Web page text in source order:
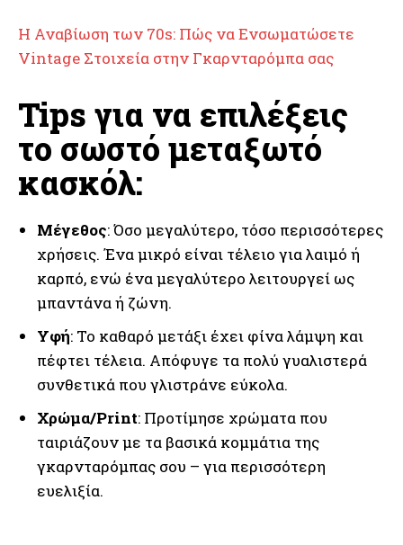
Η Αναβίωση των 70s: Πώς να Ενσωματώσετε
Vintage Στοιχεία στην Γκαρνταρόμπα σας
Tips για να επιλέξεις
το σωστό μεταξωτό
κασκόλ:
Μέγεθος: Όσο μεγαλύτερο, τόσο περισσότερες
χρήσεις. Ένα μικρό είναι τέλειο για λαιμό ή
καρπό, ενώ ένα μεγαλύτερο λειτουργεί ως
μπαντάνα ή ζώνη.
Υφή: Το καθαρό μετάξι έχει φίνα λάμψη και
πέφτει τέλεια. Απόφυγε τα πολύ γυαλιστερά
συνθετικά που γλιστράνε εύκολα.
Χρώμα/Print: Προτίμησε χρώματα που
ταιριάζουν με τα βασικά κομμάτια της
γκαρνταρόμπας σου – για περισσότερη
ευελιξία.